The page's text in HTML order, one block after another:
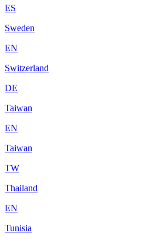
ES
Sweden
EN
Switzerland
DE
Taiwan
EN
Taiwan
TW
Thailand
EN
Tunisia